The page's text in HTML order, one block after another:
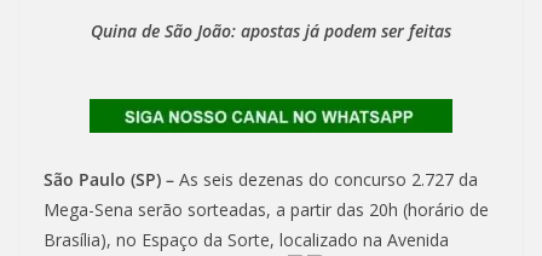
Quina de São João: apostas já podem ser feitas
São Paulo (SP) – As seis dezenas do concurso 2.727 da
Mega-Sena serão sorteadas, a partir das 20h (horário de
Brasília), no Espaço da Sorte, localizado na Avenida